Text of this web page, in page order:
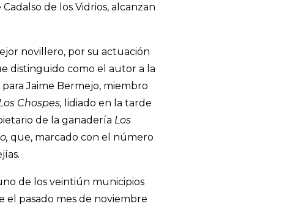
de los Vidrios, alcanzan
novillero, por su actuación
distinguido como el autor a la
Jaime Bermejo, miembro
Chospes, lidiado en la tarde
de la ganadería Los
que, marcado con el número
de los veintiún municipios
el pasado mes de noviembre